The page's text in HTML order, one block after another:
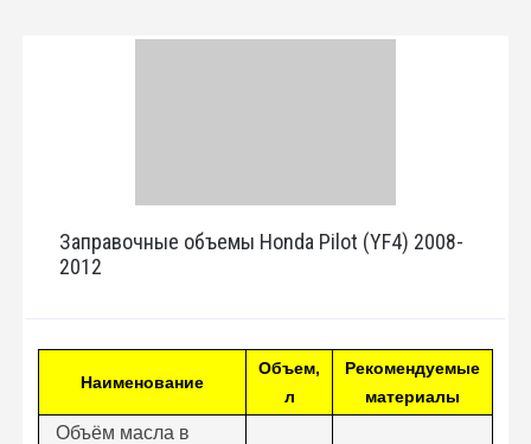
Заправочные объемы Honda Pilot (YF4) 2008-
2012
Наименование
Объем,
л
Рекомендуемые
материалы
Объём масла в